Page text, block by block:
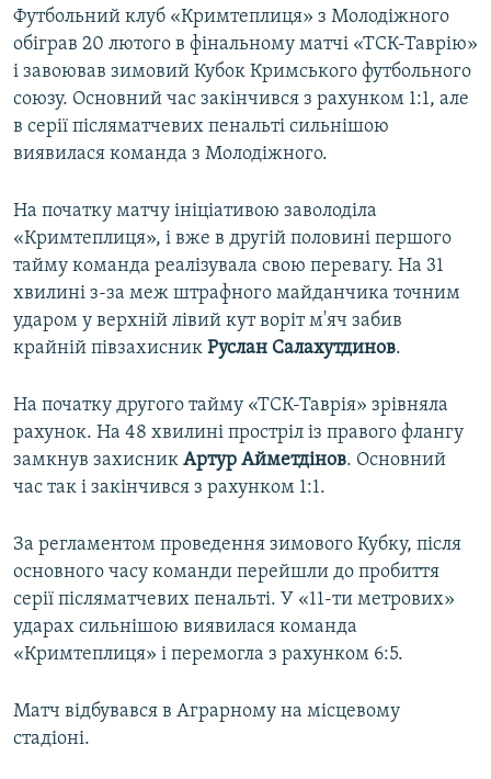
ДОЛУЧАЙСЯ!
Усі сайти RFE/RL
Футбольний клуб «Кримтеплиця» з Молодіжного
обіграв 20 лютого в фінальному матчі «ТСК-Таврію»
і завоював зимовий Кубок Кримського футбольного
союзу. Основний час закінчився з рахунком 1:1, але
в серії післяматчевих пенальті сильнішою
виявилася команда з Молодіжного.
На початку матчу ініціативою заволоділа
«Кримтеплиця», і вже в другій половині першого
тайму команда реалізувала свою перевагу. На 31
хвилині з-за меж штрафного майданчика точним
ударом у верхній лівий кут воріт м'яч забив
крайній півзахисник Руслан Салахутдинов.
На початку другого тайму «ТСК-Таврія» зрівняла
рахунок. На 48 хвилині простріл із правого флангу
замкнув захисник Артур Айметдінов. Основний
час так і закінчився з рахунком 1:1.
За регламентом проведення зимового Кубку, після
основного часу команди перейшли до пробиття
серії післяматчевих пенальті. У «11-ти метрових»
ударах сильнішою виявилася команда
«Кримтеплиця» і перемогла з рахунком 6:5.
Матч відбувався в Аграрному на місцевому
стадіоні.